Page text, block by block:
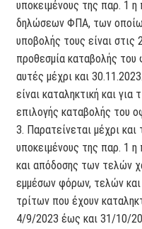
υποκειμένους της παρ. 1
δηλώσεων ΦΠΑ, των
υποβολής τους είναι στις
προθεσμία καταβολής
αυτές μέχρι και
είναι καταληκτική και
επιλογής καταβολής του
3. Παρατείνεται μέχρι
υποκειμένους της παρ. 1
και απόδοσης των τελών
εμμέσων φόρων, τελών
τρίτων που έχουν
4/9/2023 έως και 31/10/